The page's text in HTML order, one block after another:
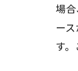
場
ー
す